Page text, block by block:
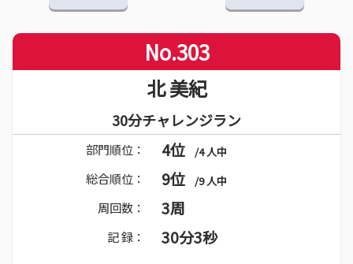
No.303
北 美紀
30分チャレンジラン
部門順位： 4位 /4 人中
総合順位： 9位 /9 人中
周回数： 3周
記 録： 30分3秒